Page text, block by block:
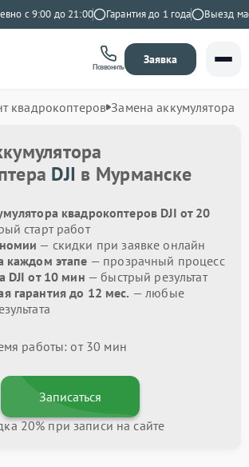
с 9:00 до 21:00 Гарантия до 1 года Выезд
Позвонить
Заявка
квадрокоптеров Замена аккумулятора
DJI в Мурманске
квадрокоптеров DJI от 20
старт работ
— скидки при заявке онлайн
каждом этапе — прозрачный процесс
DJI от 10 мин — быстрый результат
гарантия до 12 мес. — любые
работы: от 30 мин
Записаться
20% при записи на сайте